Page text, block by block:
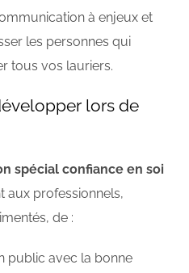
à enjeux et
les personnes qui
tous vos lauriers.
lors de
spécial confiance en soi
aux professionnels,
de :
public avec la bonne